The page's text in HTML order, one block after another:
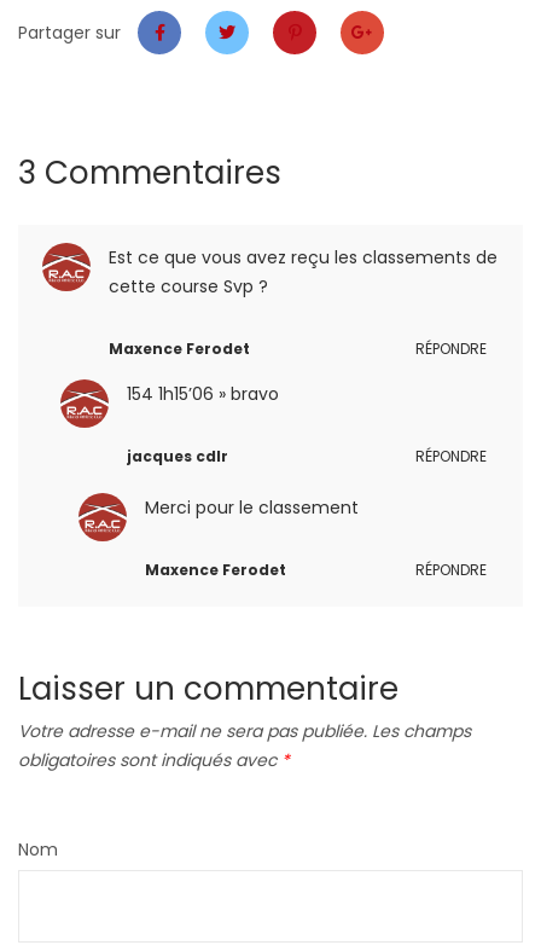
Partager sur
3 Commentaires
Est ce que vous avez reçu les classements de
cette course Svp ?
Maxence Ferodet RÉPONDRE
154 1h15’06 » bravo
jacques cdlr RÉPONDRE
Merci pour le classement
Maxence Ferodet RÉPONDRE
Laisser un commentaire
Votre adresse e-mail ne sera pas publiée. Les champs
obligatoires sont indiqués avec *
Nom